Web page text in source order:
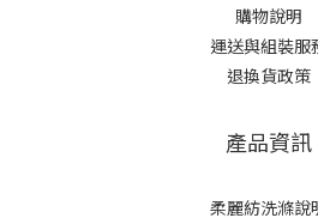
購物說明
運送與組裝服
退換貨政策
產品資訊
柔麗紡洗滌說